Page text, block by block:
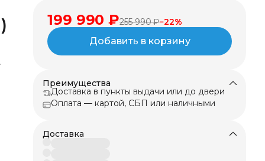
199 990 ₽255 990 ₽−22%
Добавить в корзину
Преимущества
Доставка в пункты выдачи или до двери
Оплата — картой, СБП или наличными
Доставка